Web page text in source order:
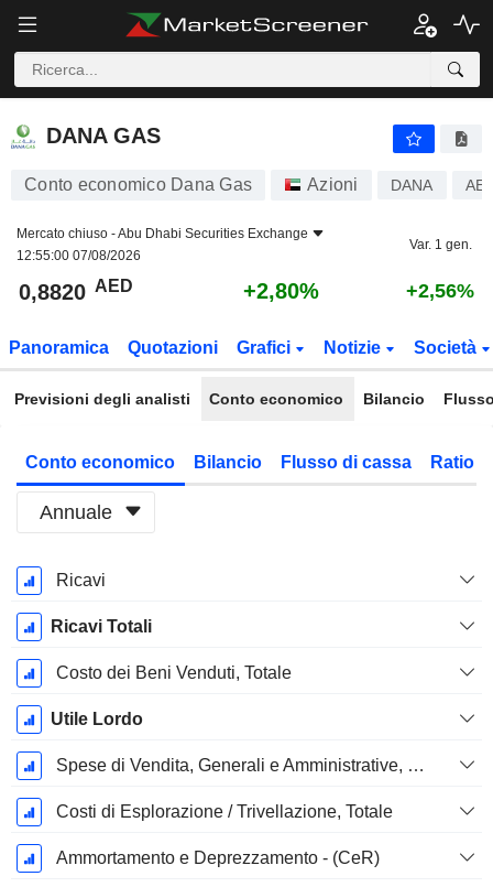
DANA GAS
DANA GAS
Conto economico Dana Gas Azioni DANA
Mercato chiuso -Abu Dhabi Securities Exchange
12:55:00 07/08/2026
Var. 1 gen.
0,8820 AED +2,80% +2,56%
Panoramica Quotazioni Grafici Notizie Società
Previsioni degli analisti Conto economico Bilancio
Conto economico Bilancio Flusso di cassa Ratio
Annuale
Periodo
Fiscale:
Dicembre
Ricavi
Ricavi Totali
Costo dei Beni Venduti, Totale
Utile Lordo
Spese di Vendita, Generali e Amministrative, Totale
Costi di Esplorazione / Trivellazione, Totale
Ammortamento e Deprezzamento - (CeR)